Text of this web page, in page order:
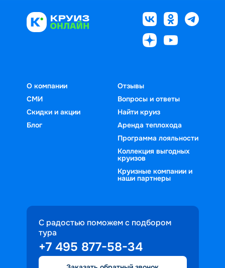
О компании
СМИ
Скидки и акции
Блог
Отзывы
Вопросы и ответы
Найти круиз
Аренда теплохода
Программа лояльности
Коллекция выгодных
круизов
Круизные компании и
наши партнеры
С радостью поможем с подбором
тура
+7 495 877-58-34